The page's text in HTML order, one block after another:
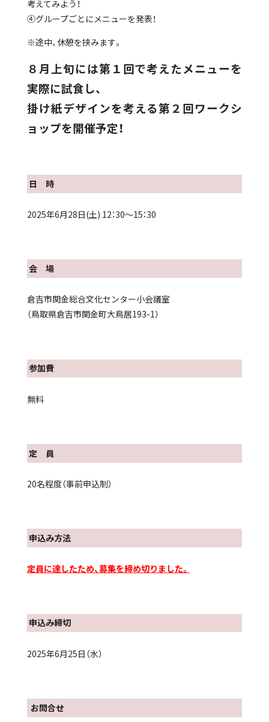
考えてみよう！
④グループごとにメニューを発表！
※途中、休憩を挟みます。
８月上旬には第１回で考えたメニューを
実際に試食し、
掛け紙デザインを考える第２回ワークシ
ョップを開催予定！
日 時
2025年6月28日(土) 12：30〜15：30
会 場
倉吉市関金総合文化センター小会議室
（鳥取県倉吉市関金町大鳥居193-1）
参加費
無料
定 員
20名程度（事前申込制）
申込み方法
定員に達したため、募集を締め切りました。
申込み締切
2025年6月25日（水）
お問合せ